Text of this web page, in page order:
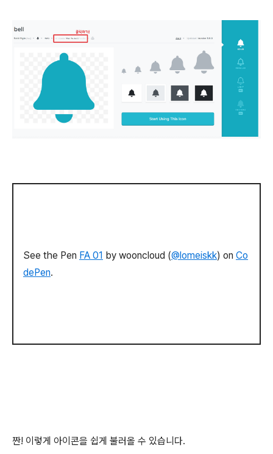
See the Pen FA 01 by wooncloud (@lomeiskk) on Co
dePen.
짠! 이렇게 아이콘을 쉽게 불러올 수 있습니다.